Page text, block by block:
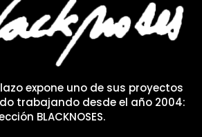
expone uno de sus proyectos
trabajando desde el año 2004:
BLACKNOSES.